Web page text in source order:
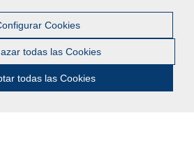
Cookies
todas las Cookies
todas las Cookies
con nosotros
de Olavide - Facultad de Humanidades